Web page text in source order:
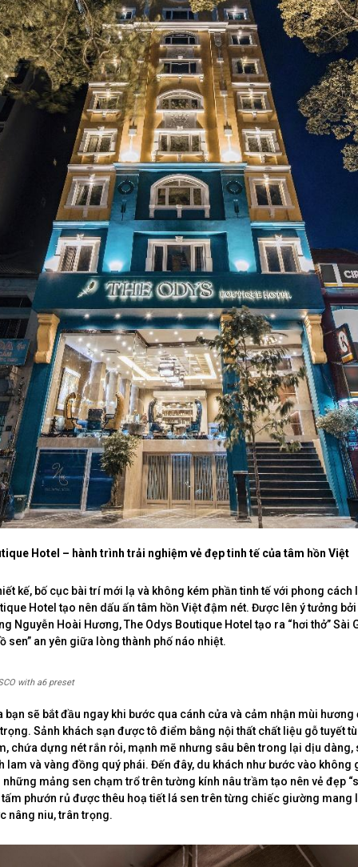
Hotel – hành trình trải nghiệm vẻ đẹp tinh tế của tâm hồn Việt
kế, bố cục bài trí mới lạ và không kém phần tinh tế với phong cách
Hotel tạo nên dấu ấn tâm hồn Việt đậm nét. Được lên ý tưởng
Nguyễn Hoài Hương, The Odys Boutique Hotel tạo ra “hơi thở” Sài
sen” an yên giữa lòng thành phố náo nhiệt.
with a6 preset
bạn sẽ bắt đầu ngay khi bước qua cánh cửa và cảm nhận mùi
Sảnh khách sạn được tô điểm bằng nội thất chất liệu gỗ tuyết
chứa dựng nét rắn rỏi, mạnh mẽ nhưng sâu bên trong lại dịu dàng,
lam và vàng đồng quý phái. Đến đây, du khách như bước vào không
mảng sen chạm trổ trên tường kính nâu trầm tạo nên vẻ đẹp
tấm phướn rủ được thêu hoạ tiết lá sen trên từng chiếc giường mang
nâng niu, trân trọng.